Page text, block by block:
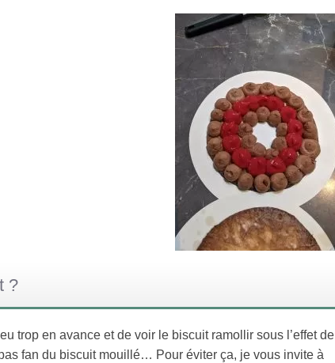
?
trop en avance et de voir le biscuit ramollir sous l’effet de
fan du biscuit mouillé… Pour éviter ça, je vous invite à